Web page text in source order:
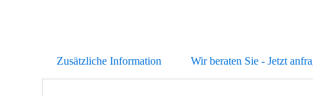
Zusätzliche Information Wir beraten Sie - Jetzt